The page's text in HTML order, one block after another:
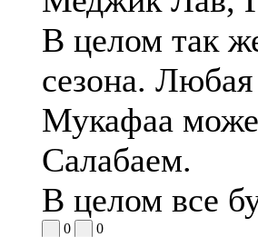
В целом так
сезона.
Мукафаа
Салабаем.
В целом все
0 0